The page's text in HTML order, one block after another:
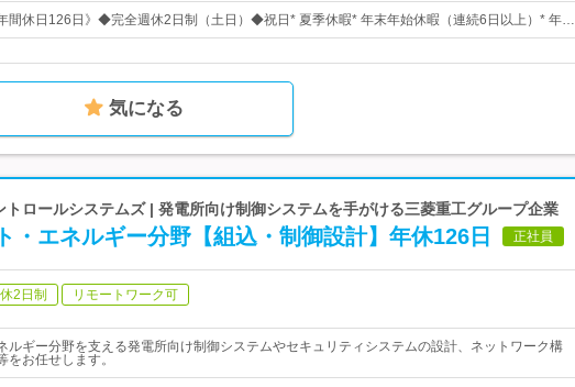
年間休日126日》◆完全週休2日制（土日）◆祝日* 夏季休暇* 年末年始休暇（連続6日以上）* 年…
気になる
ロールシステムズ | 発電所向け制御システムを手がける三菱重工グループ企業
・エネルギー分野【組込・制御設計】年休126日 正社員
2日制 リモートワーク可
ルギー分野を支える発電所向け制御システムやセキュリティシステムの設計、ネットワーク構
をお任せします。